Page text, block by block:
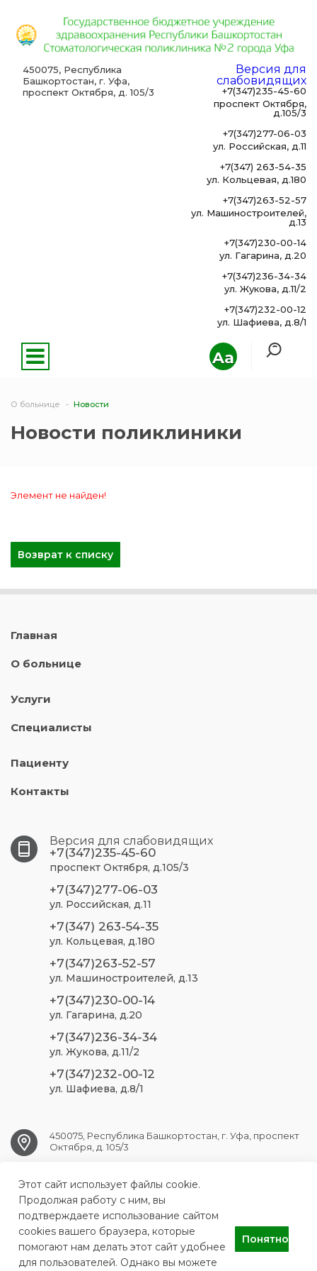
Aa
450075, Республика
Башкортостан, г. Уфа,
проспект Октября, д. 105/3
Версия для
слабовидящих
+7(347)235-45-60
проспект Октября,
д.105/3
+7(347)277-06-03
ул. Российская, д.11
+7(347) 263-54-35
ул. Кольцевая, д.180
+7(347)263-52-57
ул. Машиностроителей,
д.13
+7(347)230-00-14
ул. Гагарина, д.20
+7(347)236-34-34
ул. Жукова, д.11/2
+7(347)232-00-12
ул. Шафиева, д.8/1
О больнице Новости
Новости поликлиники
Элемент не найден!
Возврат к списку
Главная
О больнице
Услуги
Специалисты
Пациенту
Контакты
Версия для слабовидящих
+7(347)235-45-60
проспект Октября, д.105/3
+7(347)277-06-03
ул. Российская, д.11
+7(347) 263-54-35
ул. Кольцевая, д.180
+7(347)263-52-57
ул. Машиностроителей, д.13
+7(347)230-00-14
ул. Гагарина, д.20
+7(347)236-34-34
ул. Жукова, д.11/2
+7(347)232-00-12
ул. Шафиева, д.8/1
450075, Республика Башкортостан, г. Уфа, проспект
Октября, д. 105/3
ufa.sp2@doctorrb.ru
ГБУЗ РБ Стоматологическая поликлиника №2 г. Уфа
Этот сайт использует файлы cookie.
Продолжая работу с ним, вы
подтверждаете использование сайтом
cookies вашего браузера, которые
помогают нам делать этот сайт удобнее
для пользователей. Однако вы можете
Понятно